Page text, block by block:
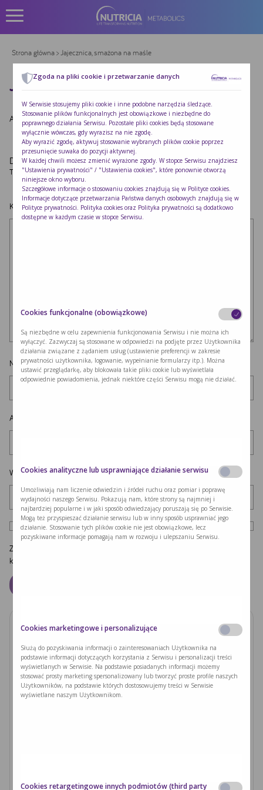
Strona główna> Jajecznica, smażona na maśle
JAJECZNICA, SMAŻONA NA MAŚLE
Autor:Redakcja Nutricia|Opublikowano:2022-10-24
Dodaj komentarz
Twój adres e-mail nie zostanie opublikowany.Wymagane pola są oznaczone
Komentarz*
Nazwa*
Adres e-mail
Witryna internetowa
Zapamiętaj moje dane w tej przeglądarce podczas pisania kolejnych
komentarzy.
Zobacz również
PODUSZKI Z PAPIERU RYŻOWEGO Z
JACKFRUITEM I WARZYWAMI
Czytaj dalej >
Zgoda na pliki cookie i przetwarzanie danych
W Serwisie stosujemy pliki cookie i inne podobne narzędzia śledzące.
Stosowanie plików funkcjonalnych jest obowiązkowe i niezbędne do
poprawnego działania Serwisu. Pozostałe pliki cookies będą stosowane
wyłącznie wówczas, gdy wyrazisz na nie zgodę.
Aby wyrazić zgodę, aktywuj stosowanie wybranych plików cookie poprzez
przesunięcie suwaka do pozycji aktywnej.
W każdej chwili możesz zmienić wyrażone zgody. W stopce Serwisu znajdziesz
"Ustawienia prywatności" / "Ustawienia cookies", które ponownie otworzą
niniejsze okno wyboru.
Szczegółowe informacje o stosowaniu cookies znajdują się w Polityce cookies
Informacje dotyczące przetwarzania Państwa danych osobowych znajdują się w
Polityce prywatności . Polityka cookies oraz Polityka prywatności są dodatkowo
dostępne w każdym czasie w stopce Serwisu.
Cookies funkcjonalne (obowiązkowe)
Są niezbędne w celu zapewnienia funkcjonowania Serwisu i nie można ich
wyłączyć. Zazwyczaj są stosowane w odpowiedzi na podjęte przez Użytkownika
działania związane z żądaniem usług (ustawienie preferencji w zakresie
prywatności użytkownika, logowanie, wypełnianie formularzy itp.). Można
ustawić przeglądarkę, aby blokowała takie pliki cookie lub wyświetlała
odpowiednie powiadomienia, jednak niektóre części Serwisu mogą nie działać.
Cookies analityczne lub usprawniające działanie serwisu
Umożliwiają nam liczenie odwiedzin i źródeł ruchu oraz pomiar i poprawę
wydajności naszego Serwisu. Pokazują nam, które strony są najmniej i
najbardziej popularne i w jaki sposób odwiedzający poruszają się po Serwisie.
Mogą też przyspieszać działanie serwisu lub w inny sposób usprawniać jego
działanie. Stosowanie tych plików cookie nie jest obowiązkowe, lecz
pozyskiwane informacje pomagają nam w rozwoju i ulepszaniu Serwisu.
Cookies marketingowe i personalizujące
Służą do pozyskiwania informacji o zainteresowaniach Użytkownika na
podstawie informacji dotyczących korzystania z Serwisu i personalizacji treści
wyświetlanych w Serwisie. Na podstawie posiadanych informacji możemy
stosować prosty marketing spersonalizowany lub tworzyć proste profile naszych
Użytkowników, na podstawie których dostosowujemy treści w Serwisie
wyświetlane naszym Użytkownikom.
Cookies retargetingowe innych podmiotów (third party